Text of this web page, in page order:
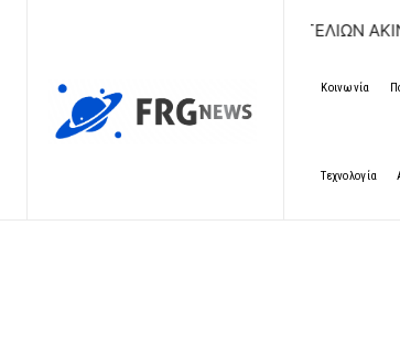
ΚΑΤΑΧΩΡΗΣΗ ΑΓΓΕΛΙΩΝ ΑΚΙΝΗΤΩΝ &
Κοινωνία
Τεχνολογία